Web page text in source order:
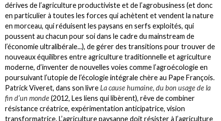
dérives de l’agriculture productiviste et de l’agrobusiness (et donc
en particulier à toutes les forces qui achètent et vendent la nature
en morceau, qui réduisent les paysans en serfs exploités, qui
poussent au chacun pour soi dans le cadre du mainstream de
l’économie ultralibérale...), de gérer des transitions pour trouver de
nouveaux équilibres entre agriculture traditionnelle et agriculture
moderne, d’inventer de nouvelles voies comme l’agroécologie en
poursuivant l’utopie de l’écologie intégrale chère au Pape François.
Patrick Viveret, dans son livreLa cause humaine, du bon usage de la
fin d’un monde(2012, Les liens qui libèrent), rêve de combiner
résistance créatrice, expérimentation anticipatrice, vision
transformatrice. L’agriculture paysanne doit résister à l’agriculture